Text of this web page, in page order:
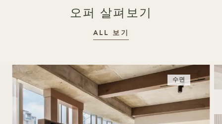
오퍼 살펴보기
ALL 보기
수면